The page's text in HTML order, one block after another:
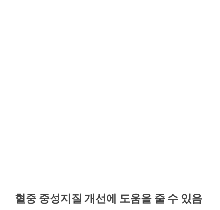
혈중 중성지질 개선에 도움을 줄 수 있음